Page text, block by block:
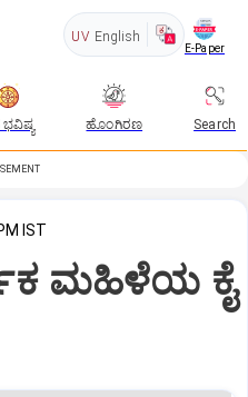
UV English
E-Paper
ಹೊಂಗಿರಣ Search
IST
ಮಹಿಳೆಯ ಕೈ